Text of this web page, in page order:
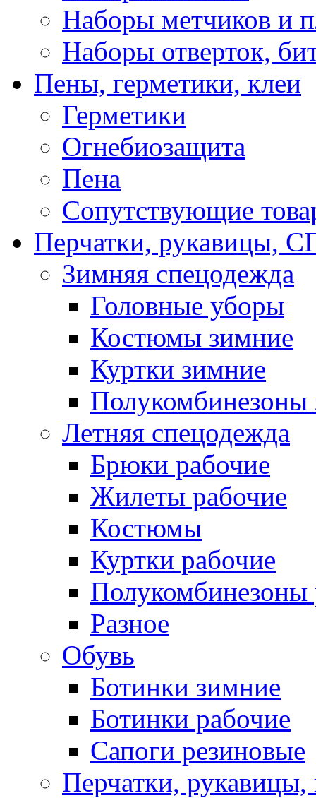
Наборы метчиков и
Наборы отверток,
Пены, герметики, клеи
Герметики
Огнебиозащита
Пена
Сопутствующие
Перчатки,
Зимняя спецодежда
Головные уборы
Костюмы зимние
Куртки зимние
Полукомбинезоны
Летняя спецодежда
Брюки рабочие
Жилеты рабочие
Костюмы
Куртки рабочие
Полукомбинезоны
Разное
Обувь
Ботинки зимние
Ботинки рабочие
Сапоги резиновые
Перчатки, рукавицы,